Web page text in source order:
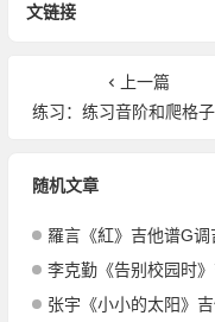
文链接
上一篇
练习：练习音阶和爬格子的时候，有的老师说一定要把拇指放在后面，有的老师则说把拇指露出来随意一点也行到底该听谁的，还是木吉他是一种按法，电吉他又一种
随机文章
羅言《紅》吉他谱G
李克勤《告别校园时
张宇《小小的太阳》